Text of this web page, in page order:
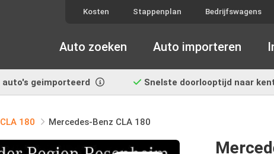
Kosten Stappenplan Bedrijfswagens
Auto zoeken Auto importeren
auto's geimporteerd Snelste doorlooptijd naar
CLA 180 Mercedes-Benz CLA 180